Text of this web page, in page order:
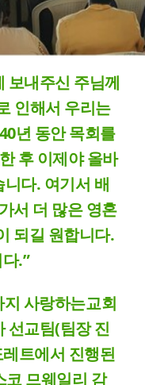
보내주신 주님께
인해서 우리는
년 동안 목회를
후 이제야 올바
다. 여기서 배
서 더 많은 영혼
되길 원합니다.
.”
사랑하는교회
선교팀(팀장 진
트에서 진행된
코 므웨일리 감